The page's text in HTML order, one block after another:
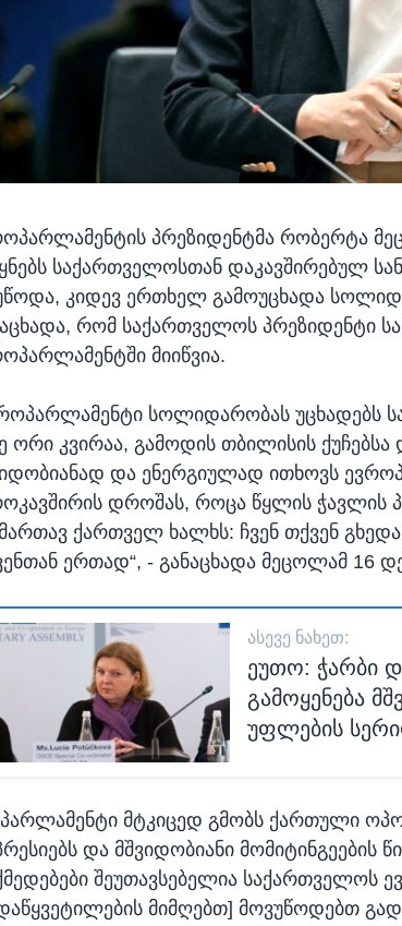
პრეზიდენტმა რობერტა
საქართველოსთან დაკავშირებულ
კიდევ ერთხელ გამოუცხადა
რომ საქართველოს პრეზიდენტი
მიიწვია.
სოლიდარობას უცხადებს
ორი კვირაა, გამოდის თბილისის
და ენერგიულად ითხოვს
დროშას, როცა წყლის ჭავლის
ქართველ ხალხს: ჩვენ თქვენ
ერთად“, - განაცხადა მეცოლამ 16
ᲐᲡᲔᲕᲔ ᲜᲐᲮᲔᲗ:
ეუთო: ჭარბი
გამოყენება
უფლების
პარლამენტი მტკიცედ გმობს ქართული
და მშვიდობიანი მომიტინგეების
შეუთავსებელია საქართველოს
მიმღებთ] მოვუწოდებთ